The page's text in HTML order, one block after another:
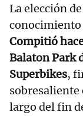
La elección
conocimiento
Compitió
Balaton Park
Superbikes,
sobresaliente
largo del fin